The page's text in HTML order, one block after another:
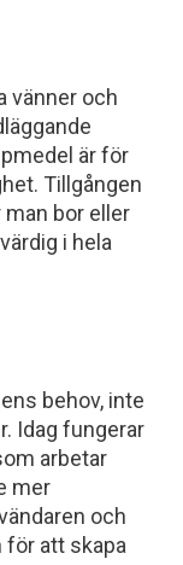
vänner och
är för
Tillgången
bor eller
i hela
behov, inte
Idag fungerar
arbetar
mer
och
för att skapa